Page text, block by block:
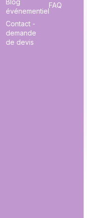
Blog
événementiel
Contact -
demande
de devis
FAQ